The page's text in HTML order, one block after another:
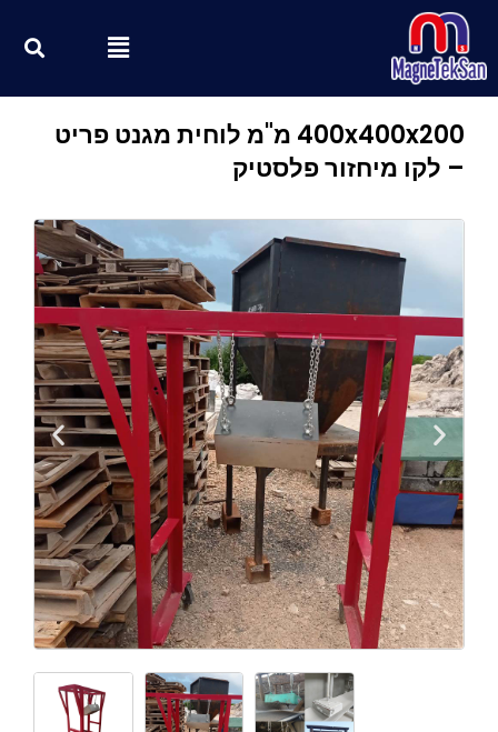
לתוכן
Menu
400x400x200 מ"מ לוחית מגנט פריט
– לקו מיחזור פלסטיק